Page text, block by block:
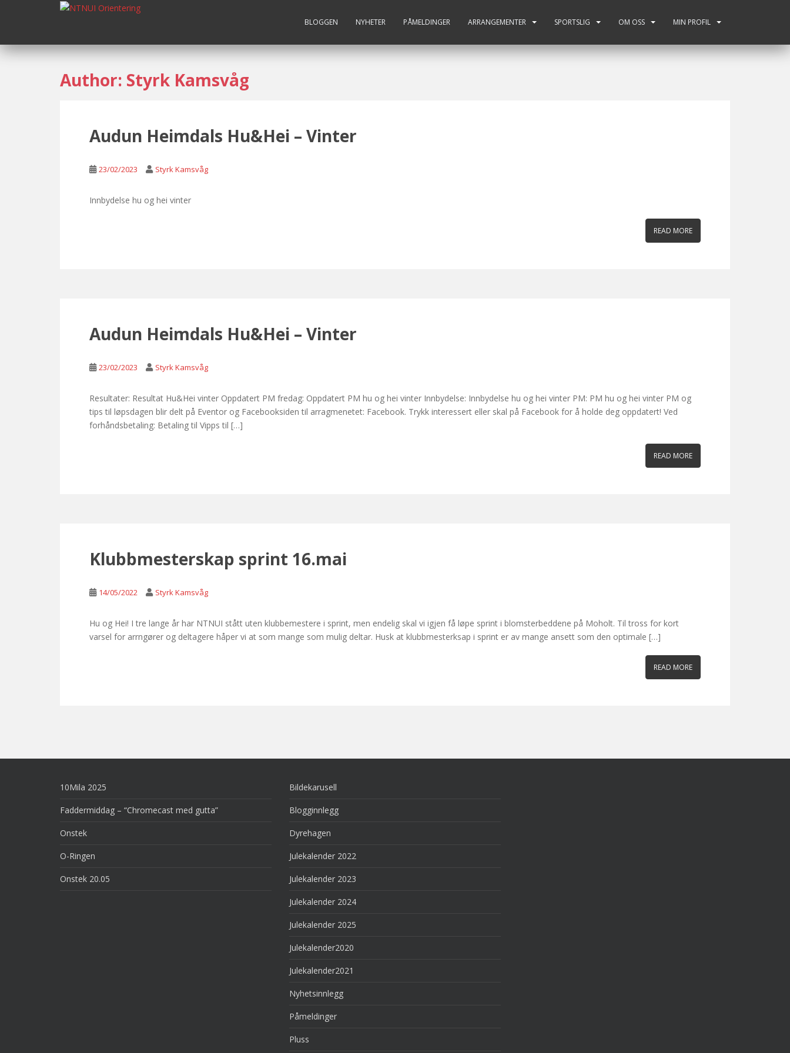
p
BLOGGEN NYHETER PÅMELDINGER ARRANGEMENTER SPORTSLIG OM OSS MIN PROFIL
Author: Styrk Kamsvåg
Audun Heimdals Hu&Hei – Vinter
23/02/2023 Styrk Kamsvåg
Innbydelse hu og hei vinter
READ MORE
Audun Heimdals Hu&Hei – Vinter
23/02/2023 Styrk Kamsvåg
Resultater: Resultat Hu&Hei vinter Oppdatert PM fredag: Oppdatert PM hu og hei vinter Innbydelse: Innbydelse hu og hei vinter PM: PM hu og hei vinter PM og
tips til løpsdagen blir delt på Eventor og Facebooksiden til arragmenetet: Facebook. Trykk interessert eller skal på Facebook for å holde deg oppdatert! Ved
forhåndsbetaling: Betaling til Vipps til […]
READ MORE
Klubbmesterskap sprint 16.mai
14/05/2022 Styrk Kamsvåg
Hu og Hei! I tre lange år har NTNUI stått uten klubbemestere i sprint, men endelig skal vi igjen få løpe sprint i blomsterbeddene på Moholt. Til tross for kort
varsel for arrngører og deltagere håper vi at som mange som mulig deltar. Husk at klubbmesterksap i sprint er av mange ansett som den optimale […]
READ MORE
10Mila 2025
Faddermiddag – “Chromecast med gutta”
Onstek
O-Ringen
Onstek 20.05
Bildekarusell
Blogginnlegg
Dyrehagen
Julekalender 2022
Julekalender 2023
Julekalender 2024
Julekalender 2025
Julekalender2020
Julekalender2021
Nyhetsinnlegg
Påmeldinger
Pluss